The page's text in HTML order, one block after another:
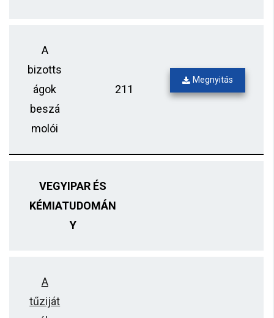
A
bizotts
ágok
beszá
molói
211
Megnyitás
VEGYIPAR ÉS
KÉMIATUDOMÁN
Y
A
tűziját